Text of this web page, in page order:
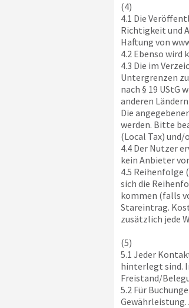
(4)
4.1 Die
Richtigkeit und
Haftung von
4.2 Ebenso wird
4.3 Die im
Untergrenzen
nach § 19 UStG
anderen
Die
werden. Bitte
(Local Tax) und/
4.4 Der Nutzer
kein Anbieter
4.5 Reihenfolge
sich die
kommen (falls
Stareintrag.
zusätzlich jede
(5)
5.1 Jeder
hinterlegt sind.
Freistand/
5.2 Für